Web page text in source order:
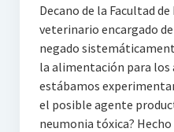
Decano de la Facultad
veterinario encargado
negado
la alimentación para los
estábamos
el posible agente
neumonia tóxica?